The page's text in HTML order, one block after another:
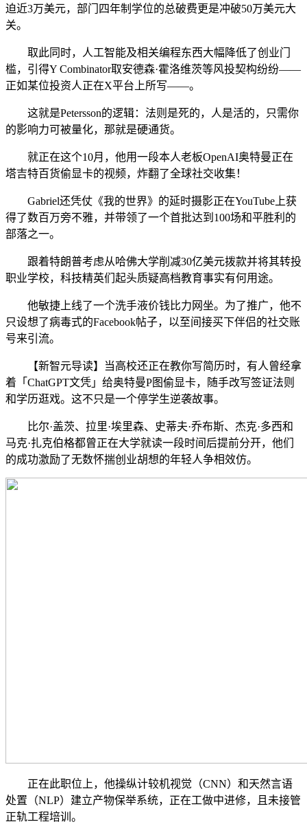
迫近3万美元，部门四年制学位的总破费更是冲破50万美元大
关。
取此同时，人工智能及相关编程东西大幅降低了创业门
槛，引得Y Combinator取安德森·霍洛维茨等风投契构纷纷——
正如某位投资人正在X平台上所写——。
这就是Petersson的逻辑：法则是死的，人是活的，只需你
的影响力可被量化，那就是硬通货。
就正在这个10月，他用一段本人老板OpenAI奥特曼正在
塔吉特百货偷显卡的视频，炸翻了全球社交收集！
Gabriel还凭仗《我的世界》的延时摄影正在YouTube上获
得了数百万旁不雅，并带领了一个首批达到100场和平胜利的
部落之一。
跟着特朗普考虑从哈佛大学削减30亿美元拨款并将其转投
职业学校，科技精英们起头质疑高档教育事实有何用途。
他敏捷上线了一个洗手液价钱比力网坐。为了推广，他不
只设想了病毒式的Facebook帖子，以至间接买下伴侣的社交账
号来引流。
【新智元导读】当高校还正在教你写简历时，有人曾经拿
着「ChatGPT文凭」给奥特曼P图偷显卡，随手改写签证法则
和学历逛戏。这不只是一个停学生逆袭故事。
比尔·盖茨、拉里·埃里森、史蒂夫·乔布斯、杰克·多西和
马克·扎克伯格都曾正在大学就读一段时间后提前分开，他们
的成功激励了无数怀揣创业胡想的年轻人争相效仿。
正在此职位上，他操纵计较机视觉（CNN）和天然言语
处置（NLP）建立产物保举系统，正在工做中进修，且未接管
正轨工程培训。